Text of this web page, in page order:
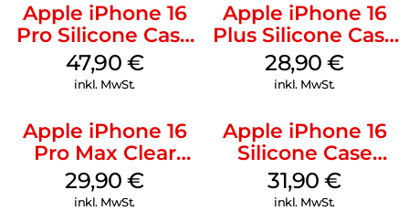
Apple iPhone 16
Pro Silicone Case
MagSafe Denim
47,90 €
inkl. MwSt.
Apple iPhone 16
Plus Silicone Case
MagSafe Black
28,90€
inkl. MwSt.
Apple iPhone 16
Pro Max Clear
Case MagSafe
Transparent
29,90€
inkl. MwSt.
Apple iPhone 16
Silicone Case
MagSafe Fuchsia
31,90€
inkl. MwSt.